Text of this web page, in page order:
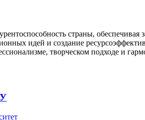
страны, обеспечивая
идей и создание
творческом подходе и